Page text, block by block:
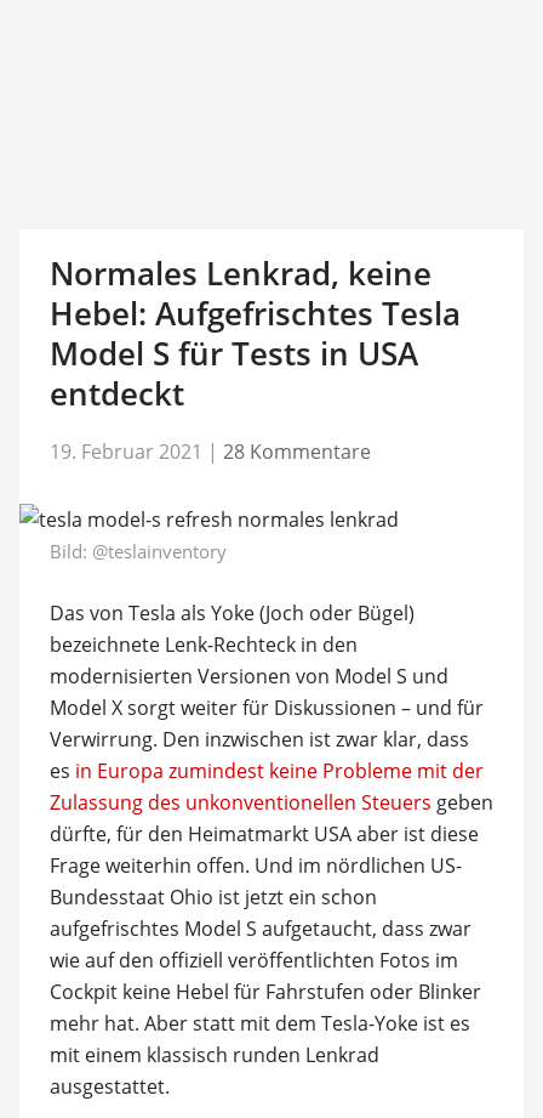
Normales Lenkrad, keine
Hebel: Aufgefrischtes Tesla
Model S für Tests in USA
entdeckt
19. Februar 2021 | 28 Kommentare
Bild: @teslainventory
Das von Tesla als Yoke (Joch oder Bügel)
bezeichnete Lenk-Rechteck in den
modernisierten Versionen von Model S und
Model X sorgt weiter für Diskussionen – und für
Verwirrung. Den inzwischen ist zwar klar, dass
es in Europa zumindest keine Probleme mit der
Zulassung des unkonventionellen Steuers geben
dürfte, für den Heimatmarkt USA aber ist diese
Frage weiterhin offen. Und im nördlichen US-
Bundesstaat Ohio ist jetzt ein schon
aufgefrischtes Model S aufgetaucht, dass zwar
wie auf den offiziell veröffentlichten Fotos im
Cockpit keine Hebel für Fahrstufen oder Blinker
mehr hat. Aber statt mit dem Tesla-Yoke ist es
mit einem klassisch runden Lenkrad
ausgestattet.